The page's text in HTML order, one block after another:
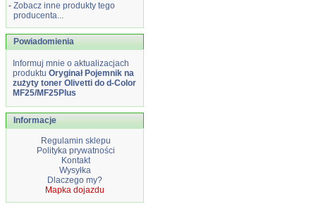
- Zobacz inne produkty tego
producenta...
Powiadomienia
Informuj mnie o aktualizacjach
produktu Oryginał Pojemnik na
zużyty toner Olivetti do d-Color
MF25/MF25Plus
Informacje
Regulamin sklepu
Polityka prywatności
Kontakt
Wysyłka
Dlaczego my?
Mapka dojazdu